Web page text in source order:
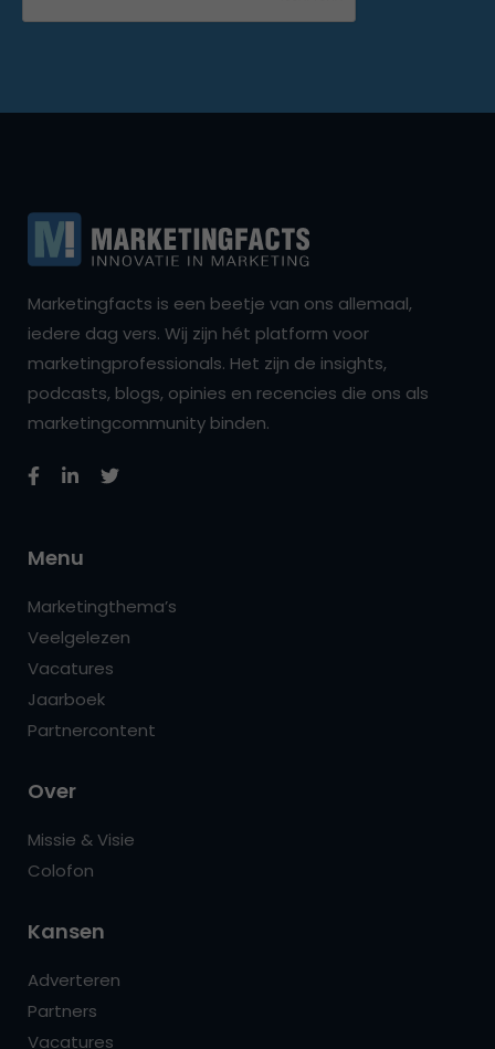
Marketingfacts is een beetje van ons allemaal,
iedere dag vers. Wij zijn hét platform voor
marketingprofessionals. Het zijn de insights,
podcasts, blogs, opinies en recencies die ons als
marketingcommunity binden.
Menu
Marketingthema’s
Veelgelezen
Vacatures
Jaarboek
Partnercontent
Over
Missie & Visie
Colofon
Kansen
Adverteren
Partners
Vacatures